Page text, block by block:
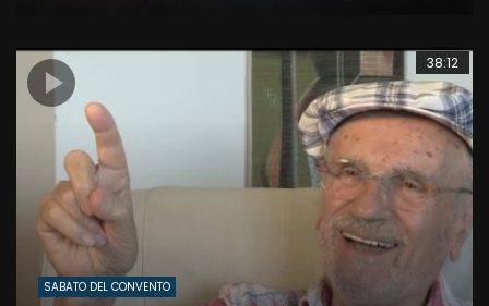
38:12
SABATO DEL CONVENTO